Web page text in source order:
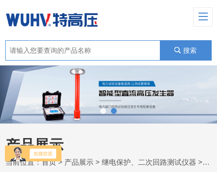
搜索
产品展示
当前位置：首页> 产品展示 >继电保护、二次回路测试仪器 > 高